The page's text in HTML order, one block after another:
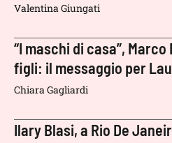
Valentina Giungati
“I maschi di casa”,
figli: il messaggio per
Chiara Gagliardi
Ilary Blasi, a Rio De